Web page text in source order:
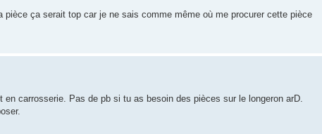
ça serait top car je ne sais comme même où me procurer cette pièce
carrosserie. Pas de pb si tu as besoin des pièces sur le longeron arD.